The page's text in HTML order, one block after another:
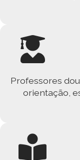
Professores
orientação,